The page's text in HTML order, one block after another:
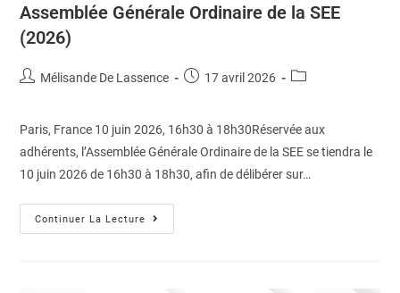
Assemblée Générale Ordinaire de la SEE
(2026)
Mélisande De Lassence 17 avril 2026
Paris, France 10 juin 2026, 16h30 à 18h30Réservée aux
adhérents, l’Assemblée Générale Ordinaire de la SEE se tiendra le
10 juin 2026 de 16h30 à 18h30, afin de délibérer sur…
Continuer La Lecture